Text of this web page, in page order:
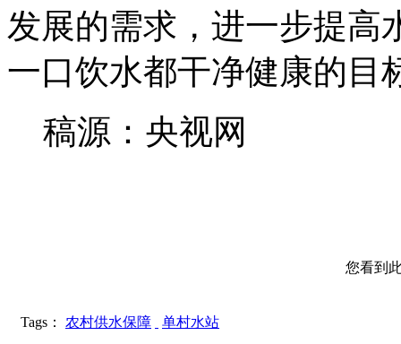
发展的需求，进一步提高
一口饮水都干净健康的目
稿源：央视网
您看到
Tags： 农村供水保障 单村水站